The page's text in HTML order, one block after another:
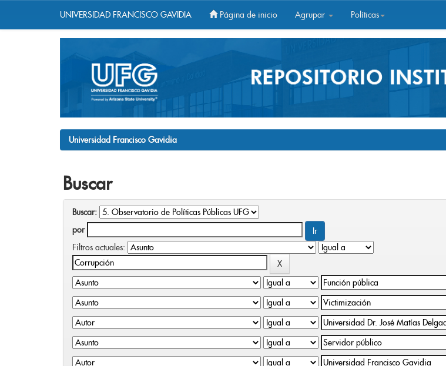
UNIVERSIDAD FRANCISCO GAVIDIA Página de inicio Agrupar Políticas
Universidad Francisco Gavidia
Buscar
Buscar:
por
Filtros actuales: